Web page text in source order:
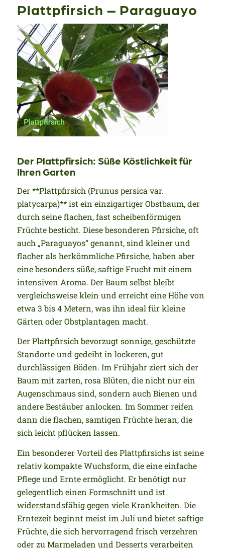
Plattpfirsich – Paraguayo
Der Plattpfirsich: Süße Köstlichkeit für
Ihren Garten
Der **Plattpfirsich (Prunus persica var.
platycarpa)** ist ein einzigartiger Obstbaum, der
durch seine flachen, fast scheibenförmigen
Früchte besticht. Diese besonderen Pfirsiche, oft
auch „Paraguayos“ genannt, sind kleiner und
flacher als herkömmliche Pfirsiche, haben aber
eine besonders süße, saftige Frucht mit einem
intensiven Aroma. Der Baum selbst bleibt
vergleichsweise klein und erreicht eine Höhe von
etwa 3 bis 4 Metern, was ihn ideal für kleine
Gärten oder Obstplantagen macht.
Der Plattpfirsich bevorzugt sonnige, geschützte
Standorte und gedeiht in lockeren, gut
durchlässigen Böden. Im Frühjahr ziert sich der
Baum mit zarten, rosa Blüten, die nicht nur ein
Augenschmaus sind, sondern auch Bienen und
andere Bestäuber anlocken. Im Sommer reifen
dann die flachen, samtigen Früchte heran, die
sich leicht pflücken lassen.
Ein besonderer Vorteil des Plattpfirsichs ist seine
relativ kompakte Wuchsform, die eine einfache
Pflege und Ernte ermöglicht. Er benötigt nur
gelegentlich einen Formschnitt und ist
widerstandsfähig gegen viele Krankheiten. Die
Erntezeit beginnt meist im Juli und bietet saftige
Früchte, die sich hervorragend frisch verzehren
oder zu Marmeladen und Desserts verarbeiten